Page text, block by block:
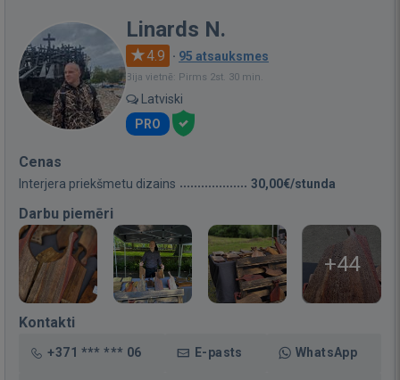
Linards N.
4.9 · 95 atsauksmes
Bija vietnē: Pirms 2st. 30 min.
Latviski
PRO
Cenas
Interjera priekšmetu dizains 30,00€/stunda
Darbu piemēri
+44
Kontakti
+371 *** *** 06 E-pasts WhatsApp